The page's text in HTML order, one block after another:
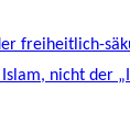
freiheitlich-
nicht der